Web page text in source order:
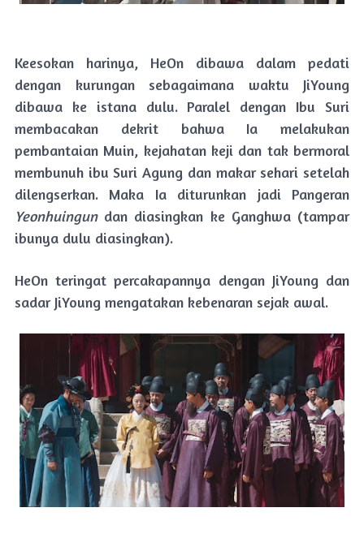
Keesokan harinya, HeOn dibawa dalam pedati
dengan kurungan sebagaimana waktu JiYoung
dibawa ke istana dulu. Paralel dengan Ibu Suri
membacakan dekrit bahwa Ia melakukan
pembantaian Muin, kejahatan keji dan tak bermoral
membunuh ibu Suri Agung dan makar sehari setelah
dilengserkan. Maka Ia diturunkan jadi Pangeran
Yeonhuingundan diasingkan ke Ganghwa (tampar
ibunya dulu diasingkan).
HeOn teringat percakapannya dengan JiYoung dan
sadar JiYoung mengatakan kebenaran sejak awal.